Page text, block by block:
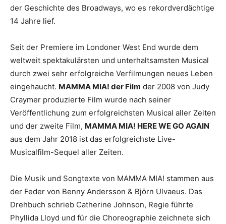
der Geschichte des Broadways, wo es rekordverdächtige
14 Jahre lief.
Seit der Premiere im Londoner West End wurde dem
weltweit spektakulärsten und unterhaltsamsten Musical
durch zwei sehr erfolgreiche Verfilmungen neues Leben
eingehaucht. MAMMA MIA! der Film der 2008 von Judy
Craymer produzierte Film wurde nach seiner
Veröffentlichung zum erfolgreichsten Musical aller Zeiten
und der zweite Film, MAMMA MIA! HERE WE GO AGAIN
aus dem Jahr 2018 ist das erfolgreichste Live-
Musicalfilm-Sequel aller Zeiten.
Die Musik und Songtexte von MAMMA MIA! stammen aus
der Feder von Benny Andersson & Björn Ulvaeus. Das
Drehbuch schrieb Catherine Johnson, Regie führte
Phyllida Lloyd und für die Choreographie zeichnete sich